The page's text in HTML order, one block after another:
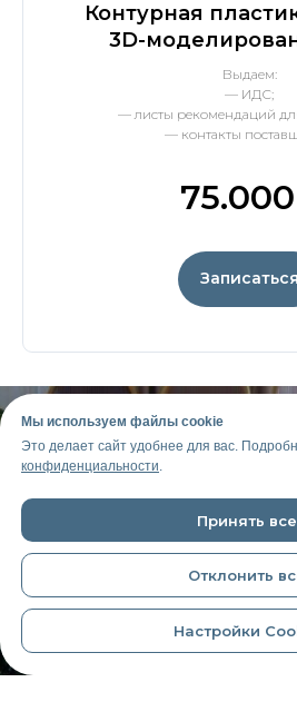
Контурная
3D-
Выдаем:
— ИДС;
— листы рекомендаций
— контакты
Записаться
ПОЧЕМУ
ПРОЙТИ
ИМЕННО В
Мы используем файлы cookie
Это делает сайт удобнее для вас.
конфиденциальности
Принять все
Отклонить
Настройки